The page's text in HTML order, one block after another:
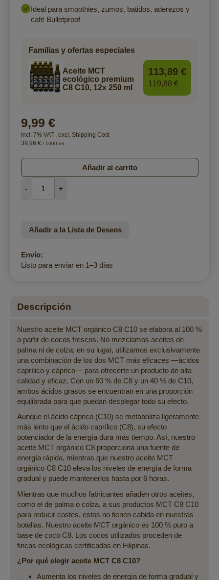
Ideal para smoothies, zumos, batidos, aderezos y
café Bulletproof
Familias y ofertas especiales
Aceite MCT
ecológico premium
C8 C10, 12x 250 ml
113,89 €
119,88 €
9,99 €
Incl. 7% VAT , excl. Shipping Cost
39,96 €/ 1000 ml
Añadir al carrito
- +
Añadir a la Lista de Deseos
Envío:
Listo para enviar en 1–3 días
Descripción
Nuestro aceite MCT orgánico C8 C10 se elabora al 100 %
a partir de cocos frescos. No mezclamos aceites de
palma ni de colza; en su lugar, utilizamos exclusivamente
una combinación de los dos MCT más eficaces —ácidos
caprílico y cáprico— para ofrecerte un producto de alta
calidad y eficaz. Con un 60 % de C8 y un 40 % de C10,
ambos ácidos grasos se encuentran en una proporción
equilibrada para que puedan desplegar todo su efecto.
Aunque el ácido cáprico (C10) se metaboliza ligeramente
más lento que el ácido caprílico (C8), su efecto
potenciador de la energía dura más tiempo. Así, nuestro
aceite MCT orgánico C8 proporciona una fuente de
energía rápida, mientras que nuestro aceite MCT
orgánico C8 C10 eleva los niveles de energía de forma
gradual y puede mantenerlos hasta por 6 horas.
Mientras que muchos fabricantes añaden otros aceites,
como el de palma o colza, a sus productos MCT C8 C10
para reducir costes, estos no tienen cabida en nuestras
botellas. Nuestro aceite MCT orgánico es 100 % puro a
base de coco C8. Los cocos utilizados proceden de
fincas ecológicas certificadas en Filipinas.
¿Por qué elegir aceite MCT C8 C10?
Aumenta los niveles de energía de forma gradual y